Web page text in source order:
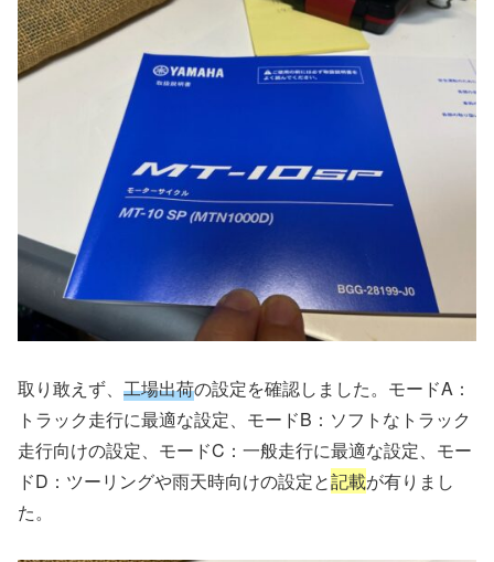
取り敢えず、 工場出荷の設定を確認しました。モードA：
トラック走行に最適な設定、モードB：ソフトなトラック
走行向けの設定、モードC：一般走行に最適な設定、モー
ドD：ツーリングや雨天時向けの設定と記載が有りまし
た。